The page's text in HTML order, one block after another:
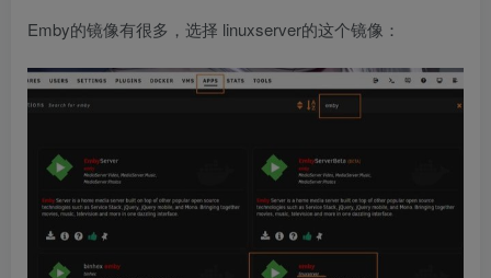
Emby的镜像有很多，选择 linuxserver的这个镜像：